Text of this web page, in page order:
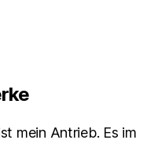
mein Antrieb. Es im